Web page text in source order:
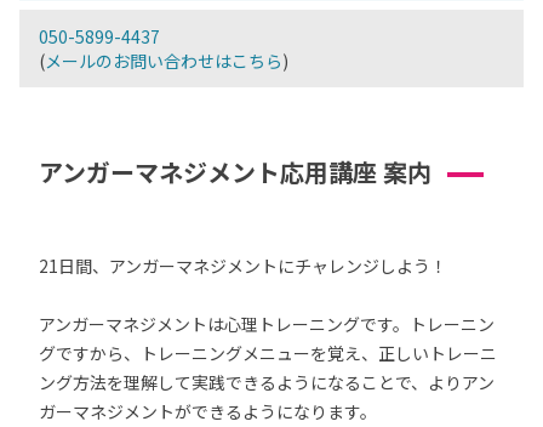
050-5899-4437
(メールのお問い合わせはこちら)
アンガーマネジメント応用講座 案内
21日間、アンガーマネジメントにチャレンジしよう！
アンガーマネジメントは心理トレーニングです。トレーニン
グですから、トレーニングメニューを覚え、正しいトレーニ
ング方法を理解して実践できるようになることで、よりアン
ガーマネジメントができるようになります。